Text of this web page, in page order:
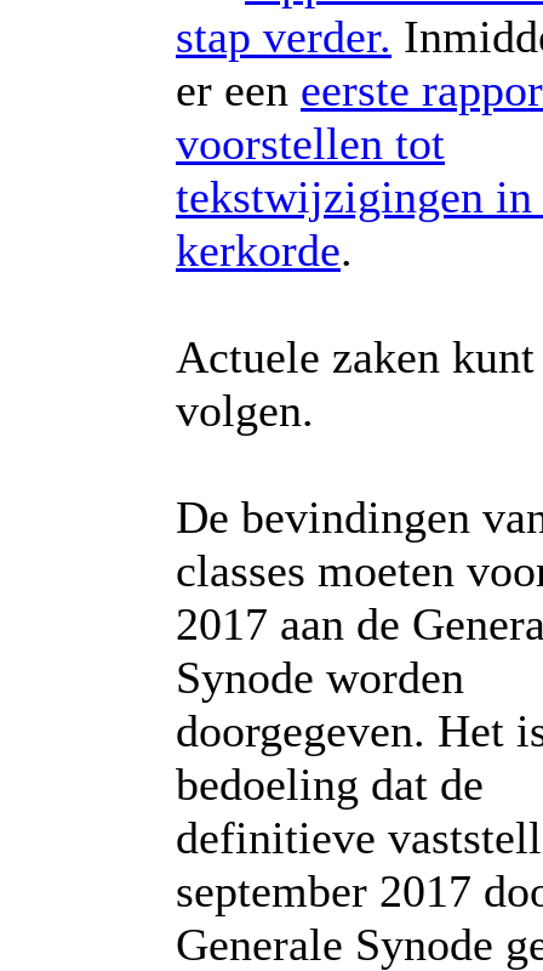
stap verder.
er een eerste
voorstellen tot
tekstwijzigingen in
kerkorde.
Actuele zaken
volgen.
De bevindingen
classes moeten
2017 aan de
Synode worden
doorgegeven. Het
bedoeling dat de
definitieve
september 2017
Generale Synode